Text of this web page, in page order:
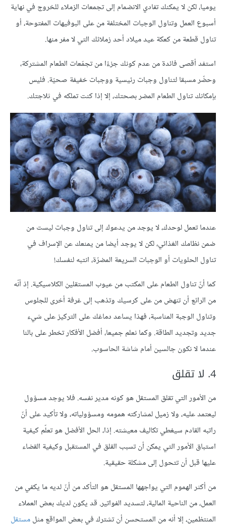
يوميا، لكن لا يمكنك تفادي الانضمام إلى تجمعات الزملاء للخروج في نهاية
أسبوع العمل وتناول الوجبات المختلفة من على البوفيهات المفتوحة، أو
تناول قطعة من كعكة عيد ميلاد أحد زملائك التي لا مفر منها.
استفد أقصى فائدة من عدم كونك جزءًا من تجمّعات الطعام المشتركة،
وحضّر مسبقا لتناول وجبات رئيسية ووجبات خفيفة صحيّة. فليس
بإمكانك تناول الطعام المضر بصحتك، إلا إذا كنت تملكه في ثلاجتك.
عندما تعمل لوحدك، لا يوجد من يدعوك إلى تناول وجبات ليست من
ضمن نظامك الغذائي، لكن لا يوجد أيضا من يمنعك عن الإسراف في
تناول الحلويات أو الوجبات السريعة المضرّة، انتبه لنفسك!
كما أنّ تناول الطعام على المكتب من عيوب المستقلين الكلاسيكية. إذ أنّه
من الرائع أن تنهض من على كرسيك وتذهب إلى غرفة أخرى للجلوس
وتناول الوجبة المناسبة، فهذا يساعد دماغك على التركيز على شيء
جديد وتجديد الطاقة. وكما نعلم جميعا، أفضل الأفكار تخطر على بالنا
عندما لا نكون جالسين أمام شاشة الحاسوب.
4. لا تقلق
من الأمور التي تقلق المستقل هو كونه مدير نفسه. فلا يوجد مسؤول
ليعتمد عليه، ولا زميل لمشاركته همومه ومسؤولياته، ولا تأكيد على أنّ
راتبه القادم سيغطي تكاليف معيشته. إذا، الحل الأفضل هو تعلّم كيفية
استباق الأمور التي يمكن أن تسبب القلق في المستقبل وكيفية القضاء
عليها قبل أن تتحول إلى مشكلة حقيقية.
من أكثر الهموم التي يواجهها المستقل هو التأكد من أنّ لديه ما يكفي من
العمل، من الناحية المالية، لتسديد الفواتير. قد يكون لديك بعض العملاء
المنتظمين، إلا أنه من المستحسن أن تشترك في بعض المواقع مثلمستقل